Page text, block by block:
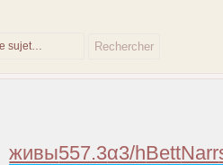
живы557.3α3/hBettNarr